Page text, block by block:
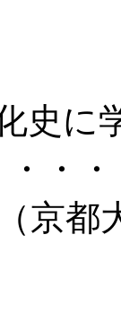
史に
・・
京都